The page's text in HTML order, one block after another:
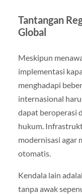
Tantangan
Global
Meskipun
implementasi
menghadapi
internasional
dapat beroperasi
hukum.
modernisasi agar
otomatis.
Kendala lain
tanpa awak